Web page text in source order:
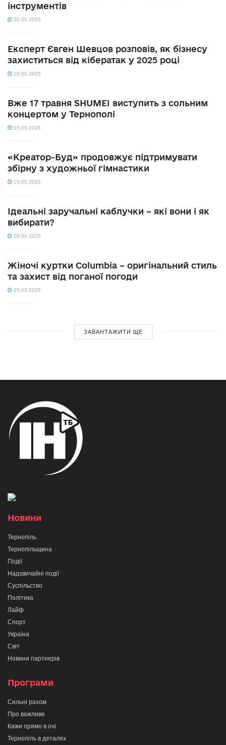
інструментів
20.06.2025
Експерт Євген Шевцов розповів, як бізнесу
захиститься від кібератак у 2025 році
19.05.2025
Вже 17 травня SHUMEI виступить з сольним
концертом у Тернополі
15.05.2025
«Креатор-Буд» продовжує підтримувати
збірну з художньої гімнастики
15.05.2025
Ідеальні заручальні каблучки – які вони і як
вибирати?
29.04.2025
Жіночі куртки Columbia – оригінальний стиль
та захист від поганої погоди
25.03.2025
ЗАВАНТАЖИТИ ЩЕ
Новини
Тернопіль
Тернопільщина
Події
Надзвичайні події
Суспільство
Політика
Лайф
Спорт
Україна
Світ
Новини партнерів
Програми
Сильні разом
Про важливе
Кажи прямо в очі
Тернопіль в деталях